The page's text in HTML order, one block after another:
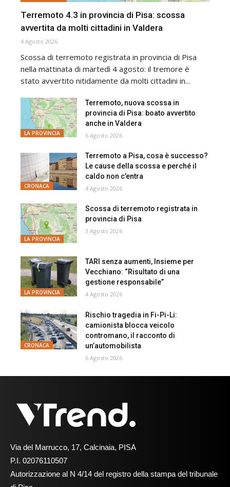
Terremoto 4.3 in provincia di Pisa: scossa
avvertita da molti cittadini in Valdera
4 Agosto 2026
Scossa di terremoto registrata in provincia di Pisa
nella mattinata di martedì 4 agosto: il tremore è
stato avvertito nitidamente da molti cittadini in...
LA PROVINCIA
Terremoto, nuova scossa in
provincia di Pisa: boato avvertito
anche in Valdera
6 Agosto 2026
CRONACA
Terremoto a Pisa, cosa è successo?
Le cause della scossa e perché il
caldo non c’entra
4 Agosto 2026
LA PROVINCIA
Scossa di terremoto registrata in
provincia di Pisa
3 Agosto 2026
LA PROVINCIA
TARI senza aumenti, Insieme per
Vecchiano: “Risultato di una
gestione responsabile”
4 Agosto 2026
CRONACA
Rischio tragedia in Fi-Pi-Li:
camionista blocca veicolo
contromano, il racconto di
un’automobilista
6 Agosto 2026
Via del Marrucco, 17, Calcinaia, PISA
P.I. 02076110507
Autorizzazione al N 4/14 del registro della stampa del tribunale